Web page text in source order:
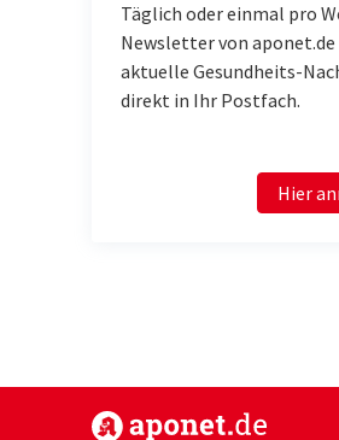
Täglich oder einmal pro
Newsletter von
aktuelle Gesundheits-
direkt in Ihr Postfach.
Hier